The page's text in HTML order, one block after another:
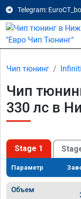
Telegram:
Чип тюнинг Infiniti
Чип
330 лс в
Stage 1
Параметр
Объем